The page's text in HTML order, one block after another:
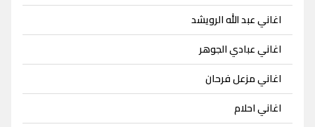
اغاني عبد الله الرويشد
اغاني عبادي الجوهر
اغاني مزعل فرحان
اغاني احلام